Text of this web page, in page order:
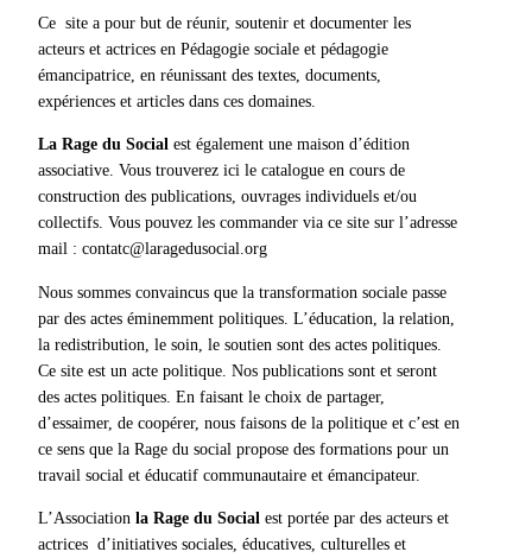
Ce site a pour but de réunir, soutenir et documenter les
acteurs et actrices en Pédagogie sociale et pédagogie
émancipatrice, en réunissant des textes, documents,
expériences et articles dans ces domaines.
La Rage du Social est également une maison d’édition
associative. Vous trouverez ici le catalogue en cours de
construction des publications, ouvrages individuels et/ou
collectifs. Vous pouvez les commander via ce site sur l’adresse
mail : contatc@laragedusocial.org
Nous sommes convaincus que la transformation sociale passe
par des actes éminemment politiques. L’éducation, la relation,
la redistribution, le soin, le soutien sont des actes politiques.
Ce site est un acte politique. Nos publications sont et seront
des actes politiques. En faisant le choix de partager,
d’essaimer, de coopérer, nous faisons de la politique et c’est en
ce sens que la Rage du social propose des formations pour un
travail social et éducatif communautaire et émancipateur.
L’Association la Rage du Social est portée par des acteurs et
actrices d’initiatives sociales, éducatives, culturelles et